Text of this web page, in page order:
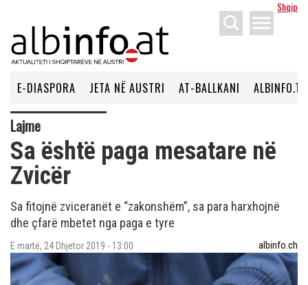
Shqip
menu
E-DIASPORA JETA NË AUSTRI AT-BALLKANI ALBINFO.TV
Lajme
Sa është paga mesatare në
Zvicër
Sa fitojnë zviceranët e “zakonshëm”, sa para harxhojnë
dhe çfarë mbetet nga paga e tyre
E martë, 24 Dhjetor 2019 - 13:00 albinfo.ch